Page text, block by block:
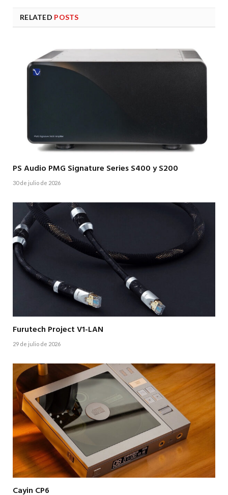
RELATED POSTS
PS Audio PMG Signature Series S400 y S200
30 de julio de 2026
Furutech Project V1-LAN
29 de julio de 2026
Cayin CP6